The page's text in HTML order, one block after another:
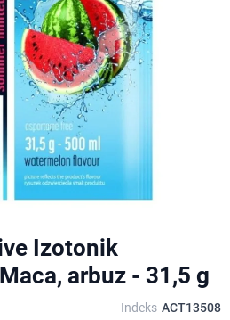
Izotonik
arbuz - 31,5 g
Indeks ACT13508